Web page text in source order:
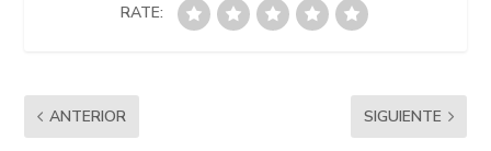
RATE:
ANTERIOR SIGUIENTE